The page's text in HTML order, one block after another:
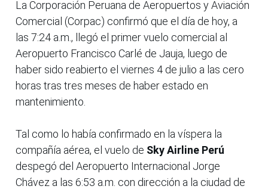
La Corporación Peruana de Aeropuertos y Aviación
Comercial (Corpac) confirmó que el día de hoy, a
las 7:24 a.m., llegó el primer vuelo comercial al
Aeropuerto Francisco Carlé de Jauja, luego de
haber sido reabierto el viernes 4 de julio a las cero
horas tras tres meses de haber estado en
mantenimiento.
Tal como lo había confirmado en la víspera la
compañía aérea, el vuelo de Sky Airline Perú
despegó del Aeropuerto Internacional Jorge
Chávez a las 6:53 a.m. con dirección a la ciudad de